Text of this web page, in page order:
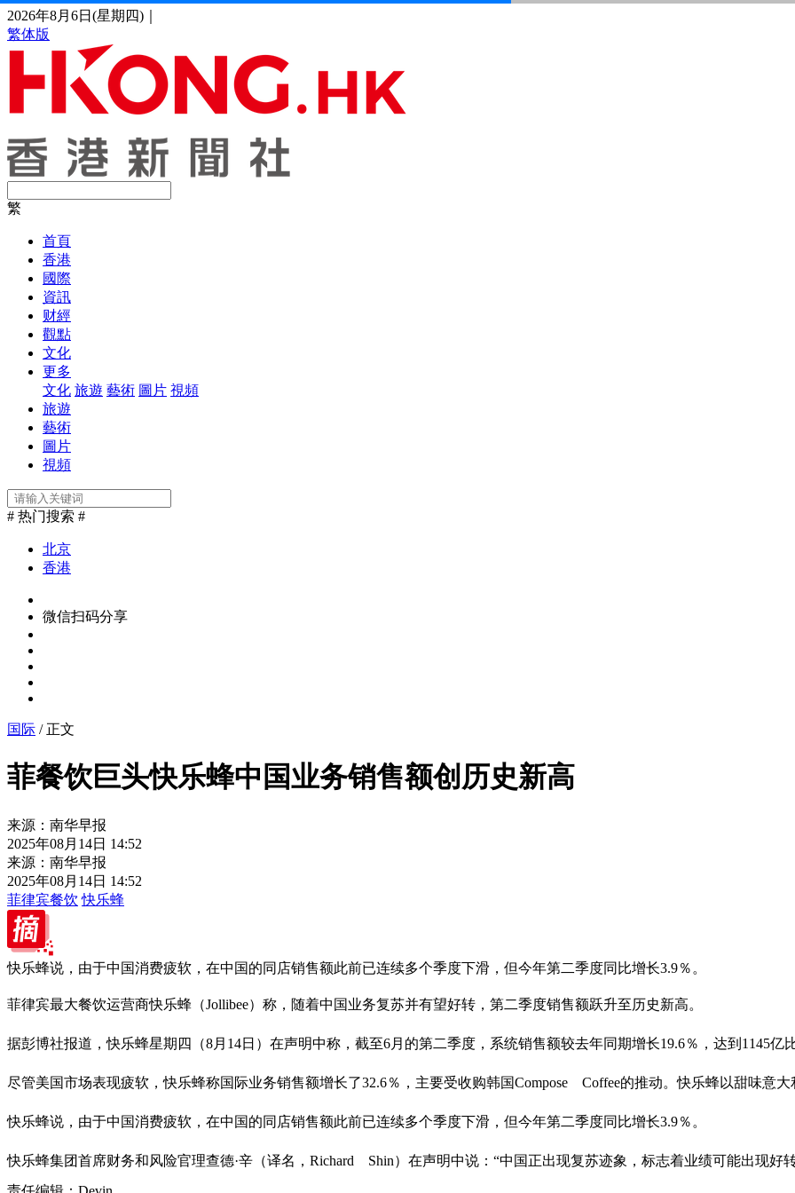
2026年8月6日(星期四)
繁体版
繁
首頁
香港
國際
資訊
财經
觀點
文化
更多
文化 旅遊 藝術 圖片 視頻
旅遊
藝術
圖片
視頻
# 热门搜索 #
北京
香港
微信扫码分享
国际 / 正文
菲餐饮巨头快乐蜂中国业务销售额创历史新高
来源：南华早报
2025年08月14日 14:52
来源：南华早报
2025年08月14日 14:52
菲律宾餐饮 快乐蜂
快乐蜂说，由于中国消费疲软，在中国的同店销售额此前已连续多个季度下滑，但今年第二季度同比增长3.9％。
菲律宾最大餐饮运营商快乐蜂（Jollibee）称，随着中国业务复苏并有望好转，第二季度销售额跃升至历史新高。
据彭博社报道，快乐蜂星期四（8月14日）在声明中称，截至6月的第二季度，系统销售额较去年同期增长19.6％，达到1145
尽管美国市场表现疲软，快乐蜂称国际业务销售额增长了32.6％，主要受收购韩国Compose Coffee的推动。快乐蜂以甜味意
快乐蜂说，由于中国消费疲软，在中国的同店销售额此前已连续多个季度下滑，但今年第二季度同比增长3.9％。
快乐蜂集团首席财务和风险官理查德·辛（译名，Richard Shin）在声明中说：“中国正出现复苏迹象，标志着业绩可能出现好